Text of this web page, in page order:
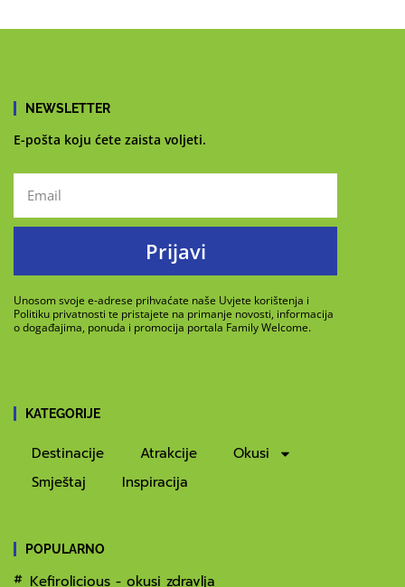
NEWSLETTER
E-pošta koju ćete zaista voljeti.
Prijavi
Unosom svoje e-adrese prihvaćate naše Uvjete korištenja i
Politiku privatnosti te pristajete na primanje novosti, informacija
o događajima, ponuda i promocija portala Family Welcome.
KATEGORIJE
Destinacije Atrakcije
Okusi
Smještaj
Inspiracija
POPULARNO
Kefirolicious - okusi zdravlja